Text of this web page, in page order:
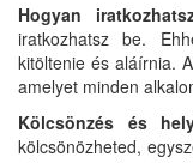
Hogyan
iratkozhatsz be.
kitöltenie és aláírnia.
amelyet minden
Kölcsönzés és
kölcsönözheted,